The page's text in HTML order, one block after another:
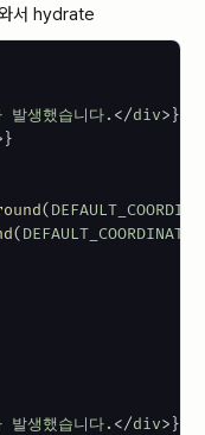
서 hydrate
발생했습니다. </div>}
}
(
(DEFAULT_COORDINATES
발생했습니다. </div>}